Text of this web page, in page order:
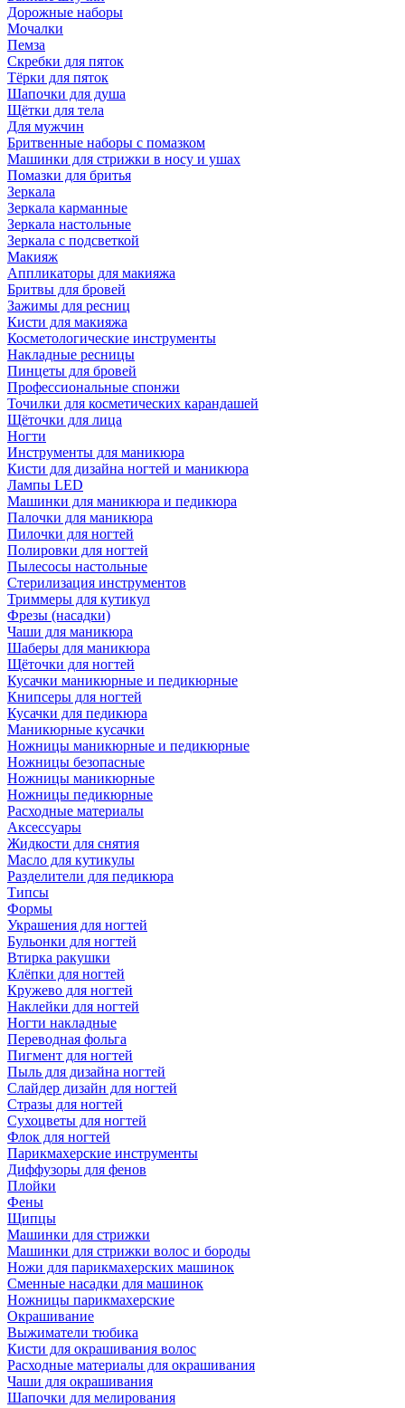
Дорожные наборы
Мочалки
Пемза
Скребки для пяток
Тёрки для пяток
Шапочки для душа
Щётки для тела
Для мужчин
Бритвенные наборы с помазком
Машинки для стрижки в носу и ушах
Помазки для бритья
Зеркала
Зеркала карманные
Зеркала настольные
Зеркала с подсветкой
Макияж
Аппликаторы для макияжа
Бритвы для бровей
Зажимы для ресниц
Кисти для макияжа
Косметологические инструменты
Накладные ресницы
Пинцеты для бровей
Профессиональные спонжи
Точилки для косметических карандашей
Щёточки для лица
Ногти
Инструменты для маникюра
Кисти для дизайна ногтей и маникюра
Лампы LED
Машинки для маникюра и педикюра
Палочки для маникюра
Пилочки для ногтей
Полировки для ногтей
Пылесосы настольные
Стерилизация инструментов
Триммеры для кутикул
Фрезы (насадки)
Чаши для маникюра
Шаберы для маникюра
Щёточки для ногтей
Кусачки маникюрные и педикюрные
Книпсеры для ногтей
Кусачки для педикюра
Маникюрные кусачки
Ножницы маникюрные и педикюрные
Ножницы безопасные
Ножницы маникюрные
Ножницы педикюрные
Расходные материалы
Аксессуары
Жидкости для снятия
Масло для кутикулы
Разделители для педикюра
Типсы
Формы
Украшения для ногтей
Бульонки для ногтей
Втирка ракушки
Клёпки для ногтей
Кружево для ногтей
Наклейки для ногтей
Ногти накладные
Переводная фольга
Пигмент для ногтей
Пыль для дизайна ногтей
Слайдер дизайн для ногтей
Стразы для ногтей
Сухоцветы для ногтей
Флок для ногтей
Парикмахерские инструменты
Диффузоры для фенов
Плойки
Фены
Щипцы
Машинки для стрижки
Машинки для стрижки волос и бороды
Ножи для парикмахерских машинок
Сменные насадки для машинок
Ножницы парикмахерские
Окрашивание
Выжиматели тюбика
Кисти для окрашивания волос
Расходные материалы для окрашивания
Чаши для окрашивания
Шапочки для мелирования